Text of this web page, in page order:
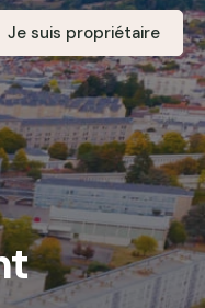
Je suis propriétaire